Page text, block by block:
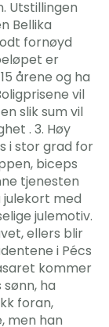
Utstillingen
Bellika
fornøyd
er
årene og ha
vil
slik sum vil
. 3. Høy
i stor grad for
biceps
tjenesten
julekort med
julemotiv.
ellers blir
i Pécs
kommer
sønn, ha
foran,
men han